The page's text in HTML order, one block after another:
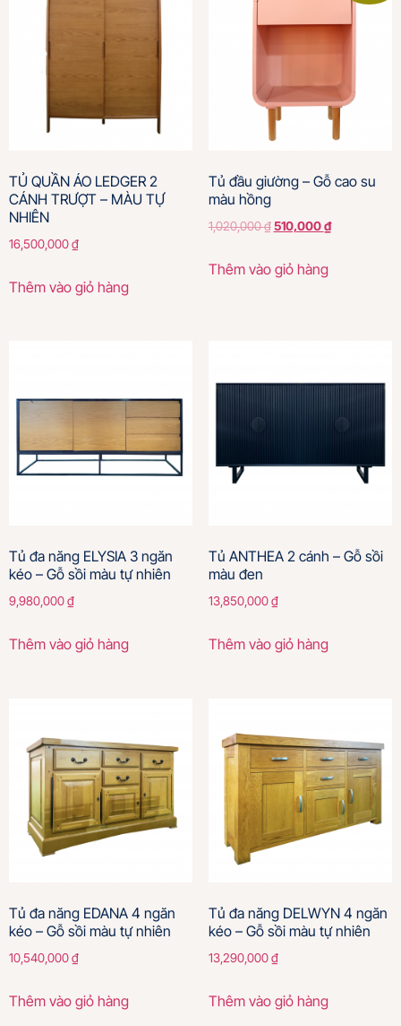
TỦ QUẦN ÁO LEDGER 2
CÁNH TRƯỢT – MÀU TỰ
NHIÊN
16,500,000₫
Thêm vào giỏ hàng
Tủ đầu giường – Gỗ cao su
màu hồng
1,020,000₫ 510,000₫
Thêm vào giỏ hàng
Tủ đa năng ELYSIA 3 ngăn
kéo – Gỗ sồi màu tự nhiên
9,980,000₫
Thêm vào giỏ hàng
Tủ ANTHEA 2 cánh – Gỗ sồi
màu đen
13,850,000₫
Thêm vào giỏ hàng
Tủ đa năng EDANA 4 ngăn
kéo – Gỗ sồi màu tự nhiên
10,540,000₫
Thêm vào giỏ hàng
Tủ đa năng DELWYN 4 ngăn
kéo – Gỗ sồi màu tự nhiên
13,290,000₫
Thêm vào giỏ hàng